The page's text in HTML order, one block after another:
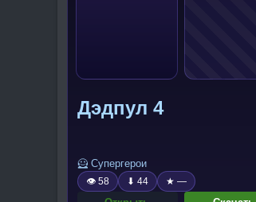
Дэдпул 4
🦸 Супергерои
👁 58 ⬇ 44 ★ —